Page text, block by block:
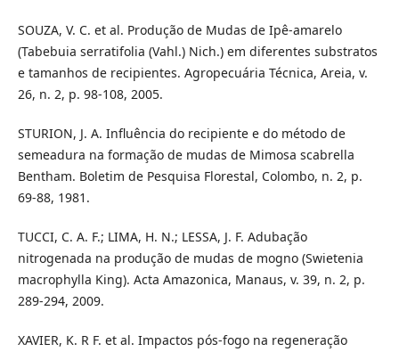
SOUZA, V. C. et al. Produção de Mudas de Ipê-amarelo
(Tabebuia serratifolia (Vahl.) Nich.) em diferentes substratos
e tamanhos de recipientes. Agropecuária Técnica, Areia, v.
26, n. 2, p. 98-108, 2005.
STURION, J. A. Influência do recipiente e do método de
semeadura na formação de mudas de Mimosa scabrella
Bentham. Boletim de Pesquisa Florestal, Colombo, n. 2, p.
69-88, 1981.
TUCCI, C. A. F.; LIMA, H. N.; LESSA, J. F. Adubação
nitrogenada na produção de mudas de mogno (Swietenia
macrophylla King). Acta Amazonica, Manaus, v. 39, n. 2, p.
289-294, 2009.
XAVIER, K. R F. et al. Impactos pós-fogo na regeneração